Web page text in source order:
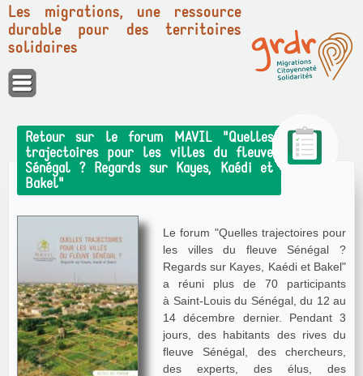
Panneau de gestion des cookies
Les migrations, une ressource
durable pour des territoires
solidaires
Retour sur le forum MAVIL "Quelles
trajectoires pour les villes du fleuve
Sénégal ? Regards sur Kayes, Kaédi et
Bakel"
Le forum "Quelles trajectoires pour
les villes du fleuve Sénégal ?
Regards sur Kayes, Kaédi et Bakel"
a réuni plus de 70 participants
à Saint-Louis du Sénégal, du 12 au
14 décembre dernier. Pendant 3
jours, des habitants des rives du
fleuve Sénégal, des chercheurs,
des experts, des élus, des